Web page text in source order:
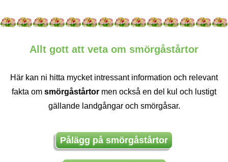
Allt gott att veta om smörgåstårtor
Här kan ni hitta mycket intressant information och relevant
fakta om smörgåstårtor men också en del kul och lustigt
gällande landgångar och smörgåsar.
Pålägg på smörgåstårtor